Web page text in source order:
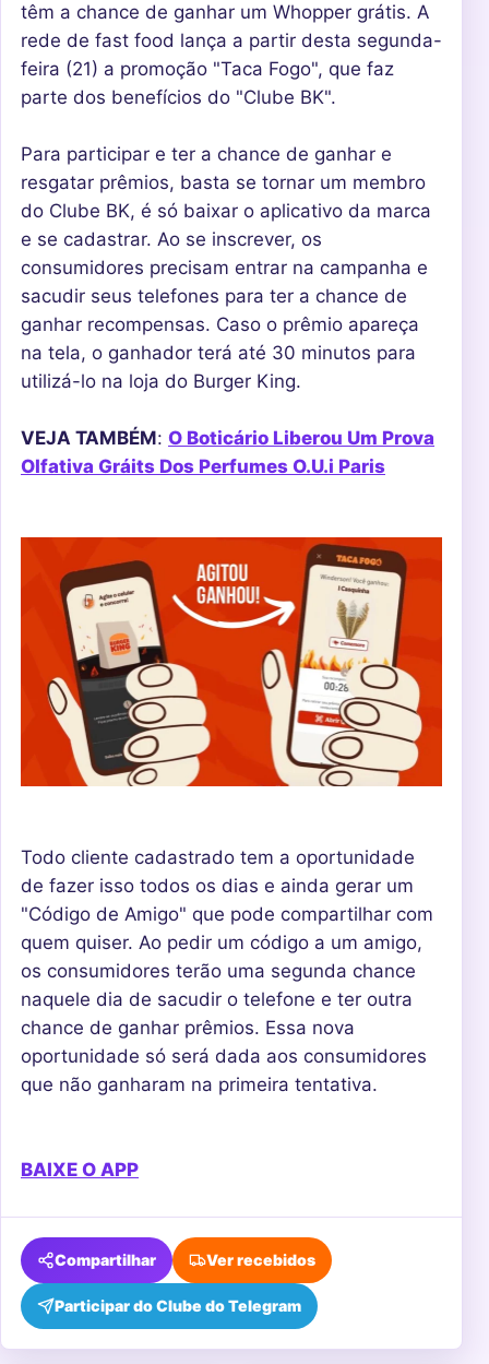
têm a chance de ganhar um Whopper grátis. A
rede de fast food lança a partir desta segunda-
feira (21) a promoção "Taca Fogo", que faz
parte dos benefícios do "Clube BK".
Para participar e ter a chance de ganhar e
resgatar prêmios, basta se tornar um membro
do Clube BK, é só baixar o aplicativo da marca
e se cadastrar. Ao se inscrever, os
consumidores precisam entrar na campanha e
sacudir seus telefones para ter a chance de
ganhar recompensas. Caso o prêmio apareça
na tela, o ganhador terá até 30 minutos para
utilizá-lo na loja do Burger King.
VEJA TAMBÉM: O Boticário Liberou Um Prova
Olfativa Gráits Dos Perfumes O.U.i Paris
Todo cliente cadastrado tem a oportunidade
de fazer isso todos os dias e ainda gerar um
"Código de Amigo" que pode compartilhar com
quem quiser. Ao pedir um código a um amigo,
os consumidores terão uma segunda chance
naquele dia de sacudir o telefone e ter outra
chance de ganhar prêmios. Essa nova
oportunidade só será dada aos consumidores
que não ganharam na primeira tentativa.
BAIXE O APP
Compartilhar
Participar do Clube do Telegram
Ver recebidos